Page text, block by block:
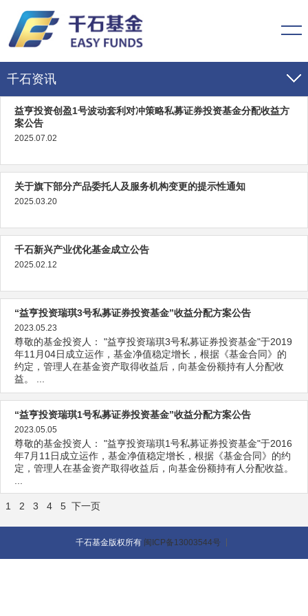
千石资讯
千石动态
千石公告
益亨投资创盈1号波动套利对冲策略私募证券投资基金分配收益方
案公告
2025.07.02
关于旗下部分产品委托人及服务机构变更的提示性通知
2025.03.20
千石新兴产业优化基金成立公告
2025.02.12
“益亨投资瑞琪3号私募证券投资基金”收益分配方案公告
2023.05.23
尊敬的基金投资人： "益亨投资瑞琪3号私募证券投资基金"于2019
年11月04日成立运作，基金净值稳定增长，根据《基金合同》的
约定，管理人在基金资产取得收益后，向基金份额持有人分配收
益。 ...
“益亨投资瑞琪1号私募证券投资基金”收益分配方案公告
2023.05.05
尊敬的基金投资人： "益亨投资瑞琪1号私募证券投资基金"于2016
年7月11日成立运作，基金净值稳定增长，根据《基金合同》的约
定，管理人在基金资产取得收益后，向基金份额持有人分配收益。
1 2 3 4 5 下一页
千石基金版权所有 闽ICP备13003544号